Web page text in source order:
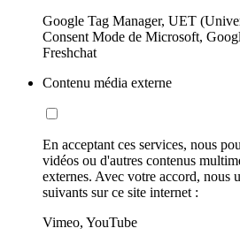
Google Tag Manager, UET
Consent Mode de Microsoft,
Freshchat
Contenu média externe
En acceptant ces services, nous
vidéos ou d'autres contenus
externes. Avec votre accord, nous
suivants sur ce site internet :
Vimeo, YouTube